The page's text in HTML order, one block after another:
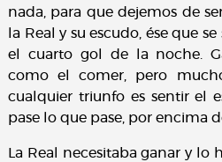
nada, para que dejemos de
la Real y su escudo, ése que
el cuarto gol de la noche.
como el comer, pero
cualquier triunfo es sentir el
pase lo que pase, por encima
La Real necesitaba ganar y lo